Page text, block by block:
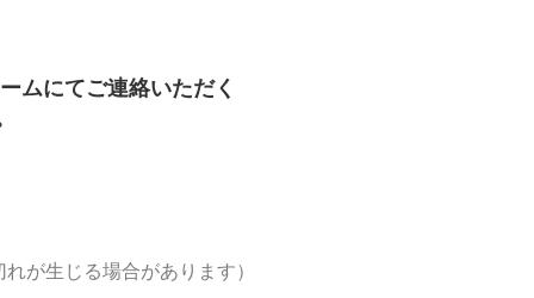
ムにてご連絡いただく
が生じる場合があります）